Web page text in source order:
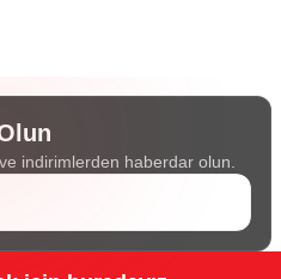
indirimlerden haberdar olun.